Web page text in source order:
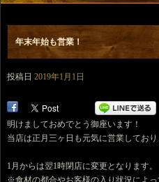
年末年始も営業！
投稿日 2019年1月1日
明けましておめでとう御座います！
当店は正月三ヶ日も元気に営業しており
1月からは翌1時閉店に変更となります。
※食材の都合やお客様の入り状況によっ